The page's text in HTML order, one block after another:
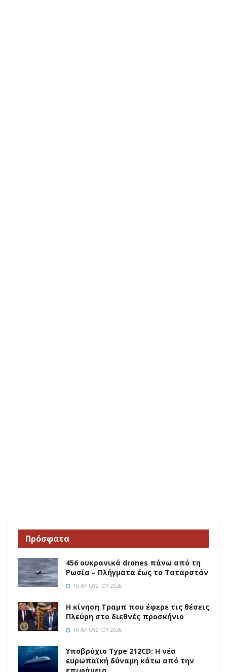
Πρόσφατα
456 ουκρανικά drones πάνω από τη
Ρωσία – Πλήγματα έως το Ταταρστάν
10 ΑΥΓΟΎΣΤΟΥ 2026
Η κίνηση Τραμπ που έφερε τις θέσεις
Πλεύρη στο διεθνές προσκήνιο
10 ΑΥΓΟΎΣΤΟΥ 2026
Υποβρύχιο Type 212CD: Η νέα
ευρωπαϊκή δύναμη κάτω από την